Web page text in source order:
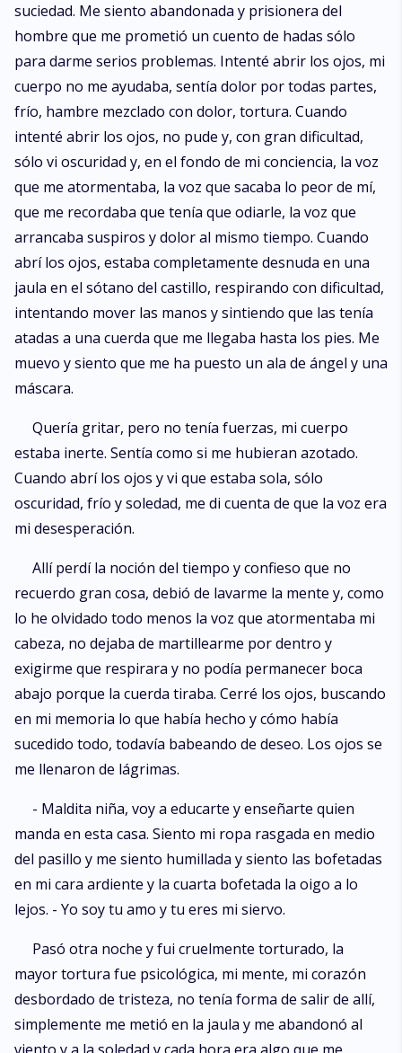
suciedad. Me siento abandonada y prisionera del
hombre que me prometió un cuento de hadas sólo
para darme serios problemas. Intenté abrir los ojos, mi
cuerpo no me ayudaba, sentía dolor por todas partes,
frío, hambre mezclado con dolor, tortura. Cuando
intenté abrir los ojos, no pude y, con gran dificultad,
sólo vi oscuridad y, en el fondo de mi conciencia, la voz
que me atormentaba, la voz que sacaba lo peor de mí,
que me recordaba que tenía que odiarle, la voz que
arrancaba suspiros y dolor al mismo tiempo. Cuando
abrí los ojos, estaba completamente desnuda en una
jaula en el sótano del castillo, respirando con dificultad,
intentando mover las manos y sintiendo que las tenía
atadas a una cuerda que me llegaba hasta los pies. Me
muevo y siento que me ha puesto un ala de ángel y una
máscara.
Quería gritar, pero no tenía fuerzas, mi cuerpo
estaba inerte. Sentía como si me hubieran azotado.
Cuando abrí los ojos y vi que estaba sola, sólo
oscuridad, frío y soledad, me di cuenta de que la voz era
mi desesperación.
Allí perdí la noción del tiempo y confieso que no
recuerdo gran cosa, debió de lavarme la mente y, como
lo he olvidado todo menos la voz que atormentaba mi
cabeza, no dejaba de martillearme por dentro y
exigirme que respirara y no podía permanecer boca
abajo porque la cuerda tiraba. Cerré los ojos, buscando
en mi memoria lo que había hecho y cómo había
sucedido todo, todavía babeando de deseo. Los ojos se
me llenaron de lágrimas.
- Maldita niña, voy a educarte y enseñarte quien
manda en esta casa. Siento mi ropa rasgada en medio
del pasillo y me siento humillada y siento las bofetadas
en mi cara ardiente y la cuarta bofetada la oigo a lo
lejos. - Yo soy tu amo y tu eres mi siervo.
Pasó otra noche y fui cruelmente torturado, la
mayor tortura fue psicológica, mi mente, mi corazón
desbordado de tristeza, no tenía forma de salir de allí,
simplemente me metió en la jaula y me abandonó al